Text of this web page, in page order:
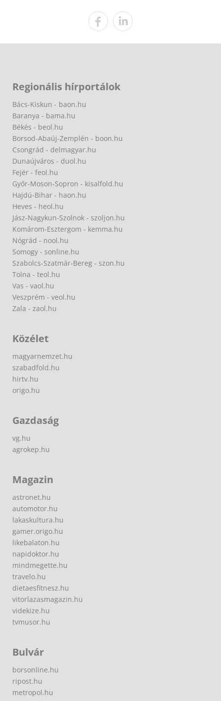
Regionális hírportálok
Bács-Kiskun - baon.hu
Baranya - bama.hu
Békés - beol.hu
Borsod-Abaúj-Zemplén - boon.hu
Csongrád - delmagyar.hu
Dunaújváros - duol.hu
Fejér - feol.hu
Győr-Moson-Sopron - kisalfold.hu
Hajdú-Bihar - haon.hu
Heves - heol.hu
Jász-Nagykun-Szolnok - szoljon.hu
Komárom-Esztergom - kemma.hu
Nógrád - nool.hu
Somogy - sonline.hu
Szabolcs-Szatmár-Bereg - szon.hu
Tolna - teol.hu
Vas - vaol.hu
Veszprém - veol.hu
Zala - zaol.hu
Közélet
magyarnemzet.hu
szabadfold.hu
hirtv.hu
origo.hu
Gazdaság
vg.hu
agrokep.hu
Magazin
astronet.hu
automotor.hu
lakaskultura.hu
gamer.origo.hu
likebalaton.hu
napidoktor.hu
mindmegette.hu
travelo.hu
dietaesfitnesz.hu
vitorlazasmagazin.hu
videkize.hu
tvmusor.hu
Bulvár
borsonline.hu
ripost.hu
metropol.hu